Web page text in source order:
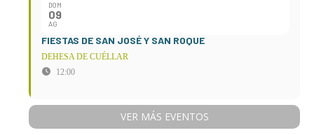
DOM
09
AG
FIESTAS DE SAN JOSÉ Y SAN ROQUE
DEHESA DE CUÉLLAR
12:00
VER MÁS EVENTOS